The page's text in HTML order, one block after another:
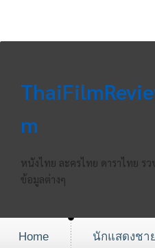
m
หนังไทย ละครไทย ดาราไทย ร
ข้อมูลต่างๆ
Home นักแสดงชา